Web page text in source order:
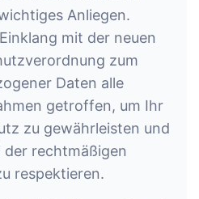
Anliegen.
mit der neuen
zum
Daten alle
getroffen, um Ihr
zu gewährleisten und
rechtmäßigen
respektieren.